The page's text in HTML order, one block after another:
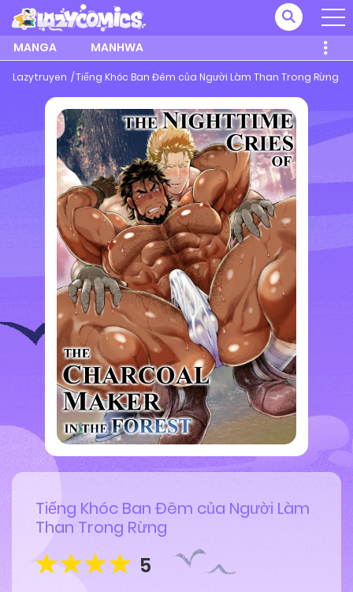
MANGA MANHWA
Lazytruyen Tiếng Khóc Ban Đêm của Người Làm Than Trong Rừng
Tiếng Khóc Ban Đêm của Người Làm
Than Trong Rừng
5